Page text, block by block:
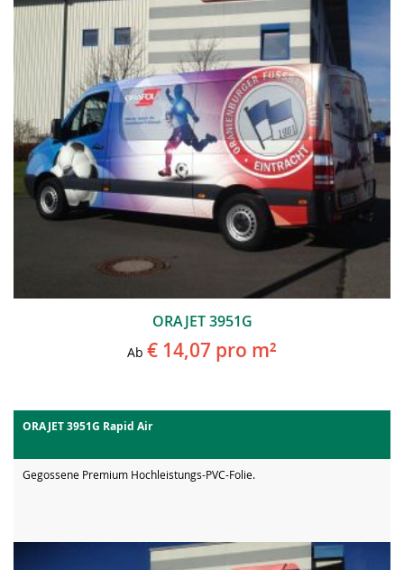
ORAJET 3951G
Ab € 14,07 pro m²
ORAJET 3951G Rapid Air
Gegossene Premium Hochleistungs-PVC-Folie.